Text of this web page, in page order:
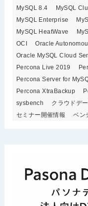
MySQL 8.4
MySQL
MySQL Enterprise
MySQL HeatWave
OCI
Oracle
Oracle MySQL Cloud
Percona Live 2019
Percona Server for
Percona XtraBackup
sysbench
クラウドデ
セミナー開催情報
ベン